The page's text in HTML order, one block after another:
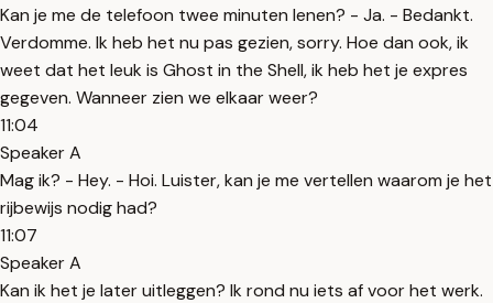
Kan je me de telefoon twee minuten lenen? - Ja. - Bedankt.
Verdomme. Ik heb het nu pas gezien, sorry. Hoe dan ook, ik
weet dat het leuk is Ghost in the Shell, ik heb het je expres
gegeven. Wanneer zien we elkaar weer?
11:04
Speaker A
Mag ik? - Hey. - Hoi. Luister, kan je me vertellen waarom je het
rijbewijs nodig had?
11:07
Speaker A
Kan ik het je later uitleggen? Ik rond nu iets af voor het werk.